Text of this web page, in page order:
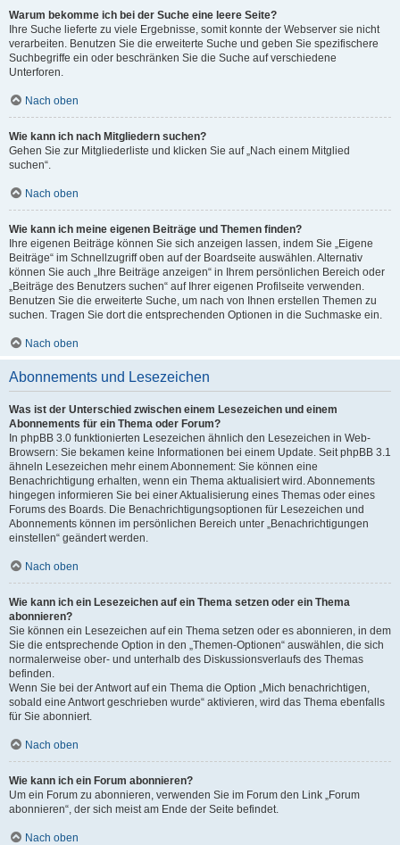
Warum bekomme ich bei der Suche eine leere Seite?
Ihre Suche lieferte zu viele Ergebnisse, somit konnte der Webserver sie nicht
verarbeiten. Benutzen Sie die erweiterte Suche und geben Sie spezifischere
Suchbegriffe ein oder beschränken Sie die Suche auf verschiedene
Unterforen.
Nach oben
Wie kann ich nach Mitgliedern suchen?
Gehen Sie zur Mitgliederliste und klicken Sie auf „Nach einem Mitglied
suchen“.
Nach oben
Wie kann ich meine eigenen Beiträge und Themen finden?
Ihre eigenen Beiträge können Sie sich anzeigen lassen, indem Sie „Eigene
Beiträge“ im Schnellzugriff oben auf der Boardseite auswählen. Alternativ
können Sie auch „Ihre Beiträge anzeigen“ in Ihrem persönlichen Bereich oder
„Beiträge des Benutzers suchen“ auf Ihrer eigenen Profilseite verwenden.
Benutzen Sie die erweiterte Suche, um nach von Ihnen erstellen Themen zu
suchen. Tragen Sie dort die entsprechenden Optionen in die Suchmaske ein.
Nach oben
Abonnements und Lesezeichen
Was ist der Unterschied zwischen einem Lesezeichen und einem
Abonnements für ein Thema oder Forum?
In phpBB 3.0 funktionierten Lesezeichen ähnlich den Lesezeichen in Web-
Browsern: Sie bekamen keine Informationen bei einem Update. Seit phpBB 3.1
ähneln Lesezeichen mehr einem Abonnement: Sie können eine
Benachrichtigung erhalten, wenn ein Thema aktualisiert wird. Abonnements
hingegen informieren Sie bei einer Aktualisierung eines Themas oder eines
Forums des Boards. Die Benachrichtigungsoptionen für Lesezeichen und
Abonnements können im persönlichen Bereich unter „Benachrichtigungen
einstellen“ geändert werden.
Nach oben
Wie kann ich ein Lesezeichen auf ein Thema setzen oder ein Thema
abonnieren?
Sie können ein Lesezeichen auf ein Thema setzen oder es abonnieren, in dem
Sie die entsprechende Option in den „Themen-Optionen“ auswählen, die sich
normalerweise ober- und unterhalb des Diskussionsverlaufs des Themas
befinden.
Wenn Sie bei der Antwort auf ein Thema die Option „Mich benachrichtigen,
sobald eine Antwort geschrieben wurde“ aktivieren, wird das Thema ebenfalls
für Sie abonniert.
Nach oben
Wie kann ich ein Forum abonnieren?
Um ein Forum zu abonnieren, verwenden Sie im Forum den Link „Forum
abonnieren“, der sich meist am Ende der Seite befindet.
Nach oben